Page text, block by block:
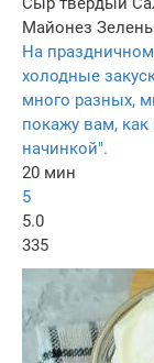
Майонез Зелень
На
холодные
много разных,
покажу вам, как
начинкой".
20 мин
5
5.0
335